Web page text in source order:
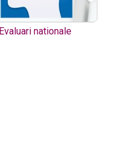
Evaluari nationale